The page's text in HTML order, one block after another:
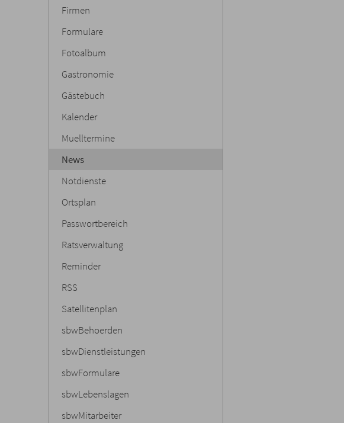
Firmen
Formulare
Fotoalbum
Gastronomie
Gästebuch
Kalender
Muelltermine
News
Notdienste
Ortsplan
Passwortbereich
Ratsverwaltung
Reminder
RSS
Satellitenplan
sbwBehoerden
sbwDienstleistungen
sbwFormulare
sbwLebenslagen
sbwMitarbeiter